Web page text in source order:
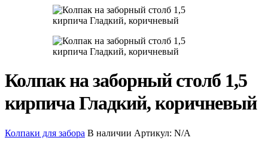
Колпак на заборный столб 1,5
кирпича Гладкий, коричневый
Колпаки для забора В наличии Артикул: N/A